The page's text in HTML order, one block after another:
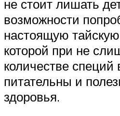
не стоит лишать
возможности
настоящую
которой при не
количестве специй
питательны и
здоровья.